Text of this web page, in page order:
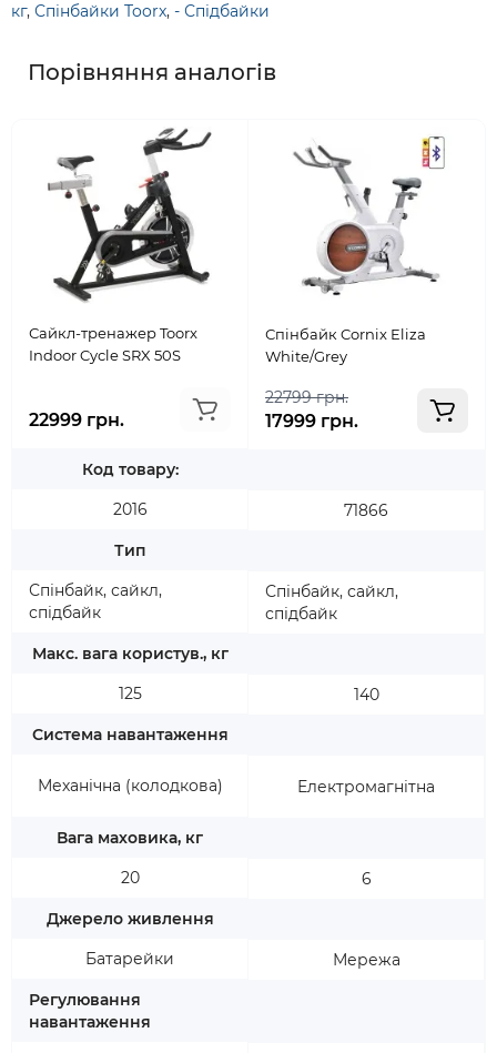
кг, Спінбайки Toorx, - Спідбайки
Порівняння аналогів
Сайкл-тренажер Toorx
Indoor Cycle SRX 50S
22999 грн.
Код товару:
2016
Тип
Спінбайк, сайкл,
спідбайк
Макс. вага користув., кг
125
Система навантаження
Механічна (колодкова)
Вага маховика, кг
20
Джерело живлення
Батарейки
Регулювання
навантаження
Спінбайк Cornix Eliza
White/Grey
22799 грн.
17999 грн.
71866
Спінбайк, сайкл,
спідбайк
140
Електромагнітна
6
Мережа